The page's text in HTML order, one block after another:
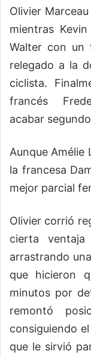
Olivier
mientras
Walter con un
relegado a la
ciclista.
francés
acabar
Aunque Amélie
la francesa
mejor parcial
Olivier corrió
cierta
arrastrando
que hicieron
minutos por
remontó
consiguiendo
que le sirvió